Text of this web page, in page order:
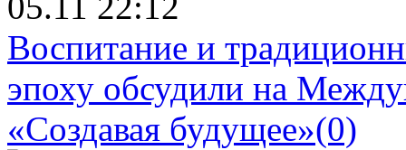
Воспитание и
эпоху обсудили на
«Создавая будущее»(0)